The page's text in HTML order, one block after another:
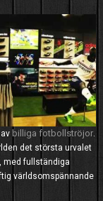
billiga fotbollströjor
det största urvalet
med fullständiga
världsomspännande